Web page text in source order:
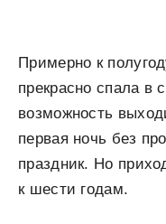
Примерно к
прекрасно спала в
возможность
первая ночь без
праздник. Но
к шести годам.